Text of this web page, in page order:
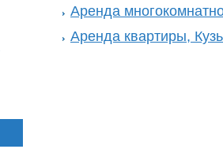
Аренда
Аренда квартиры,